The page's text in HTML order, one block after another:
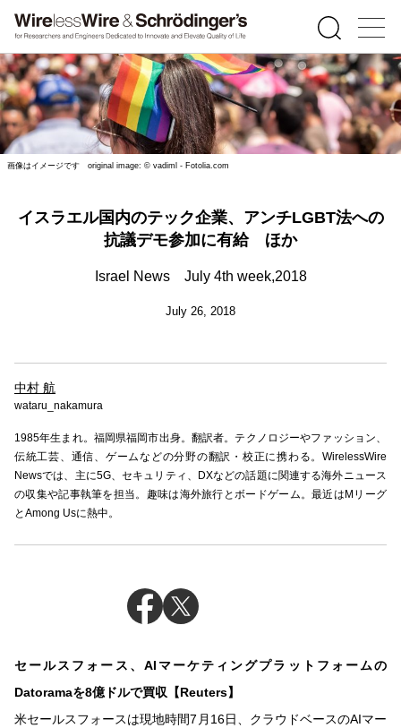
画像はイメージです original image: © vadiml - Fotolia.com
イスラエル国内のテック企業、アンチLGBT法への
抗議デモ参加に有給 ほか
Israel News July 4th week,2018
July 26, 2018
中村 航
wataru_nakamura
1985年生まれ。福岡県福岡市出身。翻訳者。テクノロジーやファッション、
伝統工芸、通信、ゲームなどの分野の翻訳・校正に携わる。WirelessWire
Newsでは、主に5G、セキュリティ、DXなどの話題に関連する海外ニュース
の収集や記事執筆を担当。趣味は海外旅行とボードゲーム。最近はMリーグ
とAmong Usに熱中。
セールスフォース、AIマーケティングプラットフォームの
Datoramaを8億ドルで買収【Reuters】
米セールスフォースは現地時間7月16日、クラウドベースのAIマー